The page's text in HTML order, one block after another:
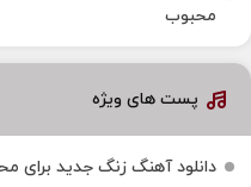
محبوب
پست های ویژه
دانلود آهنگ زنگ جدید برای